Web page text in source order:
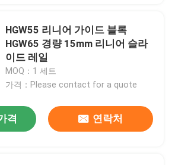
HGW55 리니어 가이드 블록
HGW65 경량 15mm 리니어 슬라
이드 레일
MOQ：1 세트
가격：Please contact for a quote
격 연락처